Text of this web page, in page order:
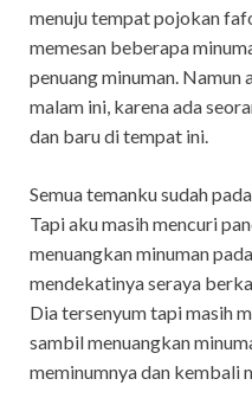
menuju tempat pojokan
memesan beberapa
penuang minuman.
malam ini, karena ada
dan baru di tempat ini.
Semua temanku sudah
Tapi aku masih mencuri
menuangkan minuman
mendekatinya seraya
Dia tersenyum tapi masih
sambil menuangkan
meminumnya dan kembali